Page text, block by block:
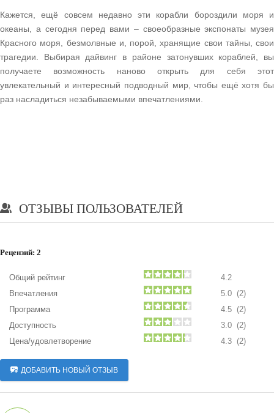
Кажется, ещё совсем недавно эти корабли бороздили моря и
океаны, а сегодня перед вами – своеобразные экспонаты музея
Красного моря, безмолвные и, порой, хранящие свои тайны, свои
трагедии. Выбирая дайвинг в районе затонувших кораблей, вы
получаете возможность наново открыть для себя этот
увлекательный и интересный подводный мир, чтобы ещё хотя бы
раз насладиться незабываемыми впечатлениями.
ОТЗЫВЫ ПОЛЬЗОВАТЕЛЕЙ
Рецензий: 2
Общий рейтинг
4.2
Впечатления
5.0 (2)
Программа
4.5 (2)
Доступность
3.0 (2)
Цена/удовлетворение
4.3 (2)
ДОБАВИТЬ НОВЫЙ ОТЗЫВ